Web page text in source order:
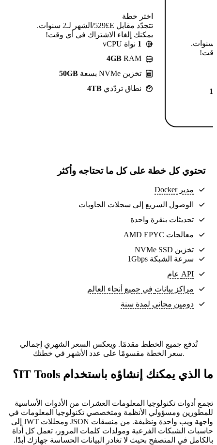
اختر خطة
تتجدّد مقابل E£⁦529⁩/الشهر لـ2 سنوات.
يمكنك إلغاء الاشتراك في أي وقت!
1 نواة vCPU
4GB RAM
تخزين NVMe بسعة
50GB
نطاق تردّدي 4TB
تتجدّد مقابل E£⁦639⁩/الشهر لـ2 سنوات.
وقت!
تحتوي كل خطة على كل ما تحتاجه وأكثر
مدير Docker
الوصول السريع إلى سجلات الحاويات
تحديثات بنقرة واحدة
معالجات AMD EPYC
تخزين NVMe SSD
سرعة الشبكة 1Gbps
API عام
مراكز بيانات في جميع أنحاء العالم
دومين مجاني لمدة سنة
تُدفع جميع الخطط مقدمًا. ويعكس السعر الشهري إجمالي
سعر الخطة مقسومًا على عدد الأشهر في خطتك.
ما الذي يمكنك إنشاؤه باستخدام IT Tools؟
تجمع أدوات تكنولوجيا المعلومات العشرات من الأدوات الأساسية
للمطورين ومسؤولي الأنظمة ومتخصصي تكنولوجيا المعلومات في
واجهة ويب واحدة ونظيفة. من منسقات JSON ومحللات JWT إلى
حاسبات الشبكات الفرعية ومولدات كلمات المرور، تعمل كل أداة
بالكامل في المتصفح بحيث لا تغادر البيانات الحساسة جهازك أبدًا.